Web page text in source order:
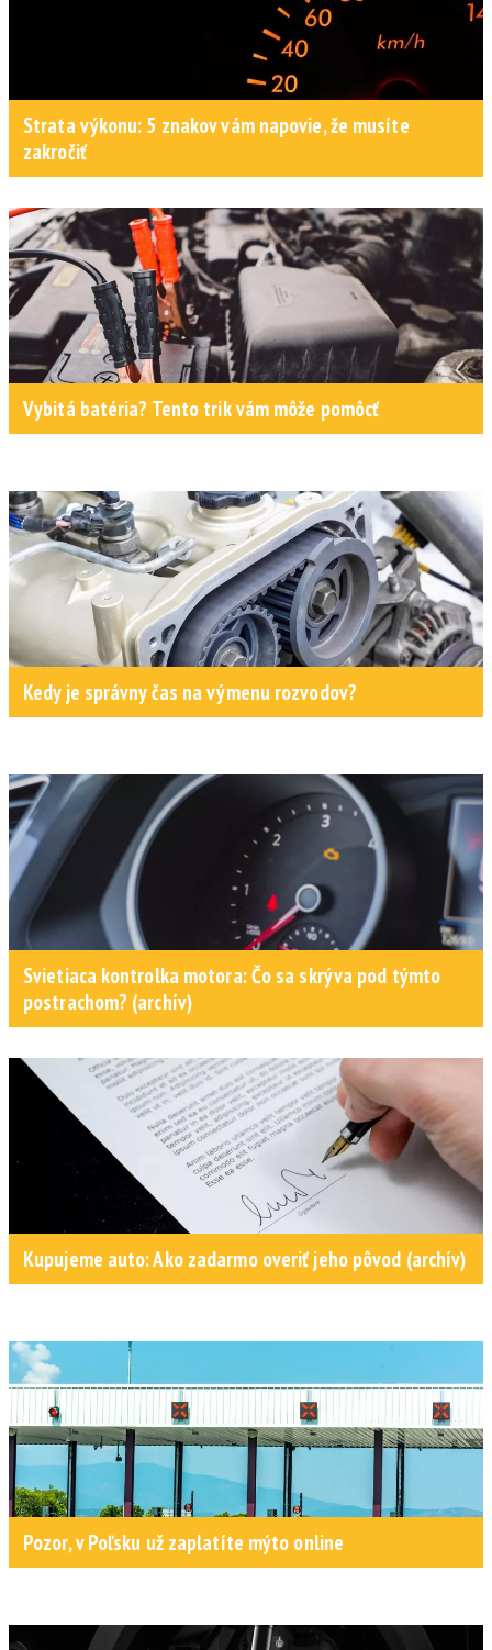
Strata výkonu: 5 znakov vám napovie, že musíte
zakročiť
Vybitá batéria? Tento trik vám môže pomôcť
Kedy je správny čas na výmenu rozvodov?
Svietiaca kontrolka motora: Čo sa skrýva pod týmto
postrachom? (archív)
Kupujeme auto: Ako zadarmo overiť jeho pôvod (archív)
Pozor, v Poľsku už zaplatíte mýto online